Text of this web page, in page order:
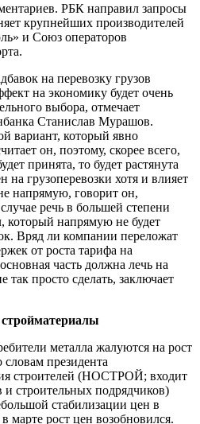
РБК направил запросы
крупнейших производителей
и Союз операторов
на перевозку грузов
на экономику будет очень
выбора, отмечает
Станислав Мурашов.
вариант, который явно
он, поэтому, скорее всего,
принята, то будет растянута
грузоперевозки хотя и влияет
напрямую, говорит он,
речь в большей степени
который напрямую не будет
Вряд ли компании переложат
от роста тарифа на
часть должна лечь на
так просто сделать, заключает
металла жалуются на рост
президента
строителей (НОСТРОЙ; входит
и строительных подрядчиков)
стабилизации цен в
марте рост цен возобновился.